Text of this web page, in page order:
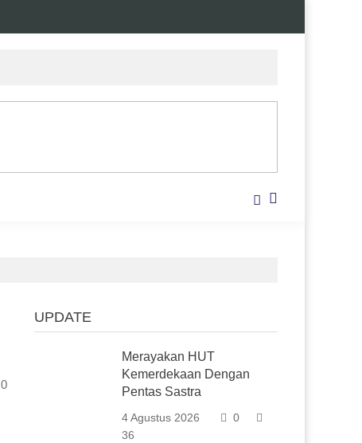
0
UPDATE
Merayakan HUT
Kemerdekaan Dengan
Pentas Sastra
4 Agustus 2026
0
36